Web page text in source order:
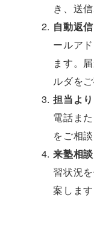
き、送
自動返
ールア
ます。
ルダを
担当よ
電話ま
をご相談
来塾相
習状況
案します